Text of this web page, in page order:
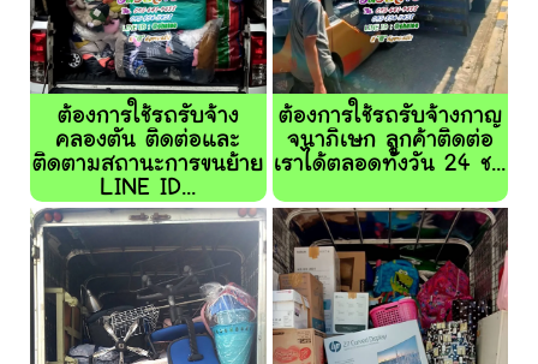
ต้องการใช้รถรับจ้าง
คลองตัน ติดต่อและ
ติดตามสถานะการขนย้าย
LINE ID...
ต้องการใช้รถรับจ้างกาญ
จนาภิเษก ลูกค้าติดต่อ
เราได้ตลอดทั้งวัน 24 ช...